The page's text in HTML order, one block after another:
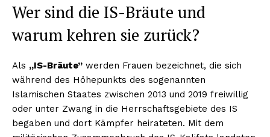
Wer sind die IS-Bräute und
warum kehren sie zurück?
Als „IS-Bräute” werden Frauen bezeichnet, die sich
während des Höhepunkts des sogenannten
Islamischen Staates zwischen 2013 und 2019 freiwillig
oder unter Zwang in die Herrschaftsgebiete des IS
begaben und dort Kämpfer heirateten. Mit dem